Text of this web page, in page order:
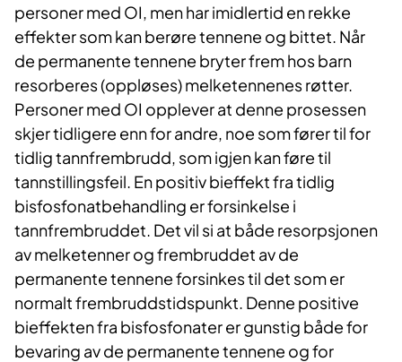
personer med OI, men har imidlertid en rekke
effekter som kan berøre tennene og bittet. Når
de permanente tennene bryter frem hos barn
resorberes (oppløses) melketennenes røtter.
Personer med OI opplever at denne prosessen
skjer tidligere enn for andre, noe som fører til for
tidlig tannfrembrudd, som igjen kan føre til
tannstillingsfeil. En positiv bieffekt fra tidlig
bisfosfonatbehandling er forsinkelse i
tannfrembruddet. Det vil si at både resorpsjonen
av melketenner og frembruddet av de
permanente tennene forsinkes til det som er
normalt frembruddstidspunkt. Denne positive
bieffekten fra bisfosfonater er gunstig både for
bevaring av de permanente tennene og for